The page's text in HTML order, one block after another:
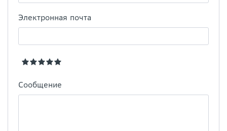
Электронная почта
Сообщение